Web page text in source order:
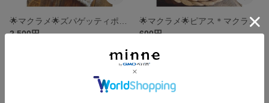
2,500円
🌟マクラメ🌟ピアス＊マクラメピアスi
600円
残り1点